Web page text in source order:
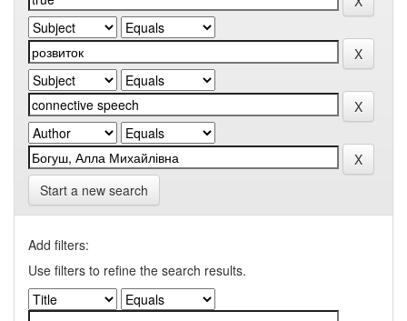
Start a new search
Add filters:
Use filters to refine the search results.